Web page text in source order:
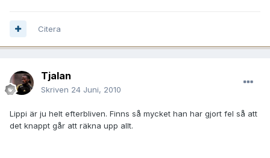
Citera
Tjalan
Skriven 24 Juni, 2010
Lippi är ju helt efterbliven. Finns så mycket han har gjort fel så att
det knappt går att räkna upp allt.